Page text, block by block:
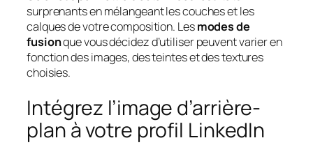
surprenants en mélangeant les couches et les
calques de votre composition. Lesmodes de
fusionque vous décidez d’utiliser peuvent varier en
fonction des images, des teintes et des textures
choisies.
Intégrez l’image d’arrière-
plan à votre profil LinkedIn